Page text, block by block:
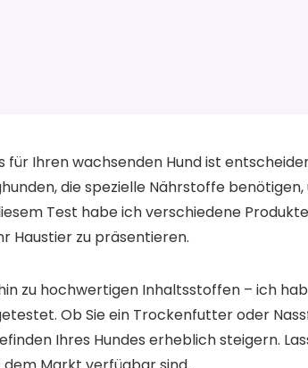
Ihren wachsenden Hund ist
die spezielle Nährstoffe benötigen,
Test habe ich verschiedene
Haustier zu präsentieren.
zu hochwertigen Inhaltsstoffen – ich
Ob Sie ein Trockenfutter oder
Ihres Hundes erheblich steigern.